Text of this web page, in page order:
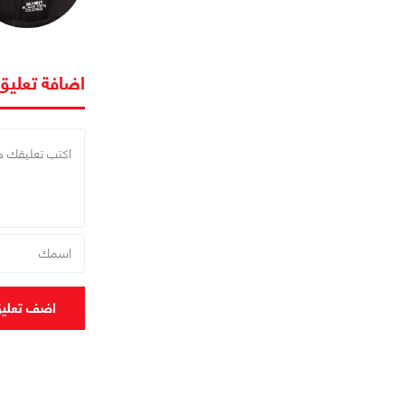
اضافة
اضف